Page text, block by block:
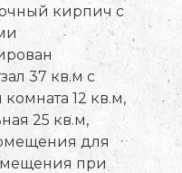
кирпич с
37 кв.м с
12 кв.м,
25 кв.м,
для
при